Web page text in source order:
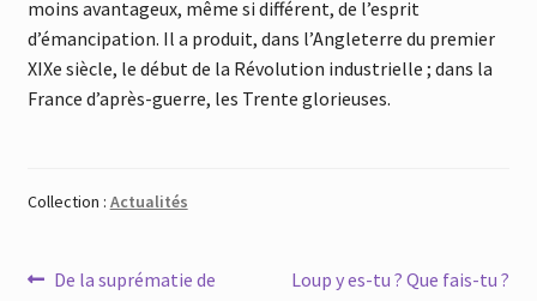
moins avantageux, même si différent, de l’esprit
d’émancipation. Il a produit, dans l’Angleterre du premier
XIXe siècle, le début de la Révolution industrielle ; dans la
France d’après-guerre, les Trente glorieuses.
Collection : Actualités
Navigation
Article
De la suprématie de
Article
Loup y es-tu ? Que fais-tu ?